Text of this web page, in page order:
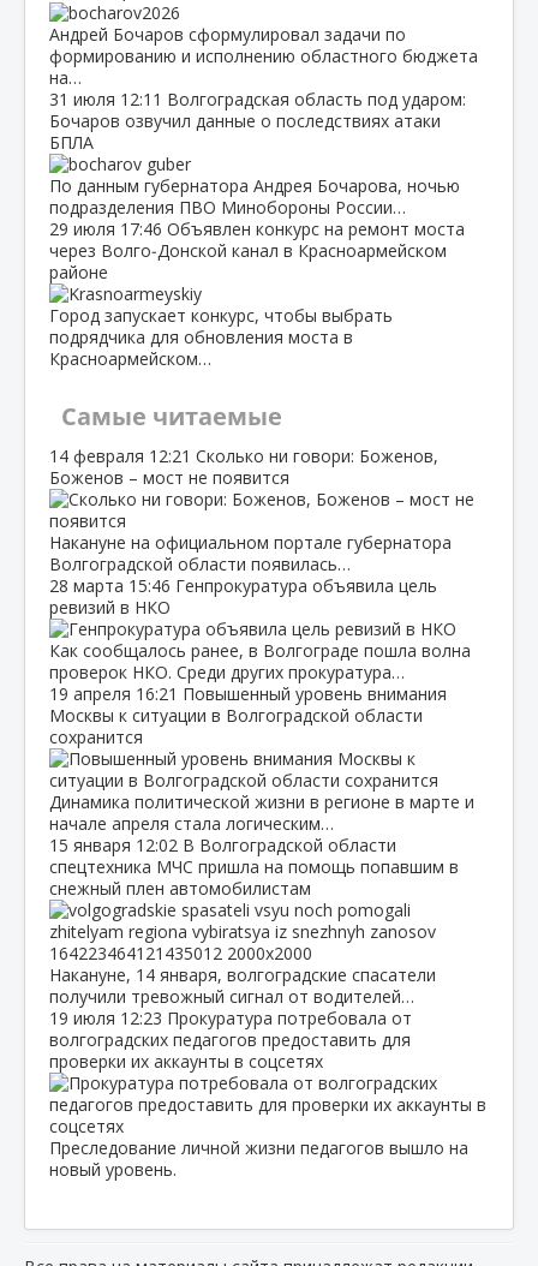
Андрей Бочаров сформулировал задачи по
формированию и исполнению областного бюджета
на…
31 июля 12:11 Волгоградская область под ударом:
Бочаров озвучил данные о последствиях атаки
БПЛА
По данным губернатора Андрея Бочарова, ночью
подразделения ПВО Минобороны России…
29 июля 17:46 Объявлен конкурс на ремонт моста
через Волго‑Донской канал в Красноармейском
районе
Город запускает конкурс, чтобы выбрать
подрядчика для обновления моста в
Красноармейском…
Самые читаемые
14 февраля 12:21 Сколько ни говори: Боженов,
Боженов – мост не появится
Накануне на официальном портале губернатора
Волгоградской области появилась…
28 марта 15:46 Генпрокуратура объявила цель
ревизий в НКО
Как сообщалось ранее, в Волгограде пошла волна
проверок НКО. Среди других прокуратура…
19 апреля 16:21 Повышенный уровень внимания
Москвы к ситуации в Волгоградской области
сохранится
Динамика политической жизни в регионе в марте и
начале апреля стала логическим…
15 января 12:02 В Волгоградской области
спецтехника МЧС пришла на помощь попавшим в
снежный плен автомобилистам
Накануне, 14 января, волгоградские спасатели
получили тревожный сигнал от водителей…
19 июля 12:23 Прокуратура потребовала от
волгоградских педагогов предоставить для
проверки их аккаунты в соцсетях
Преследование личной жизни педагогов вышло на
новый уровень.